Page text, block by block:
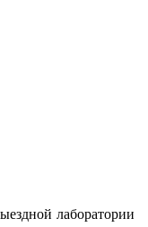
лаборатории